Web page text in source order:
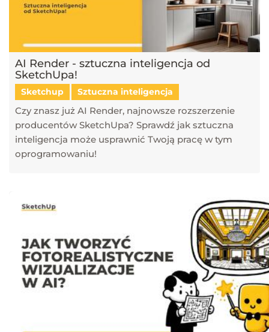
AI Render - sztuczna inteligencja od
SketchUpa!
Sketchup Sztuczna inteligencja
Czy znasz już AI Render, najnowsze rozszerzenie
producentów SketchUpa? Sprawdź jak sztuczna
inteligencja może usprawnić Twoją pracę w tym
oprogramowaniu!